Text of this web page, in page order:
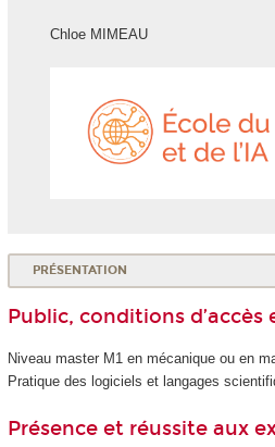
Chloe MIMEAU
PRÉSENTATION
Public, conditions d’accès
Niveau master M1 en mécanique ou en
Pratique des logiciels et langages
Présence et réussite aux